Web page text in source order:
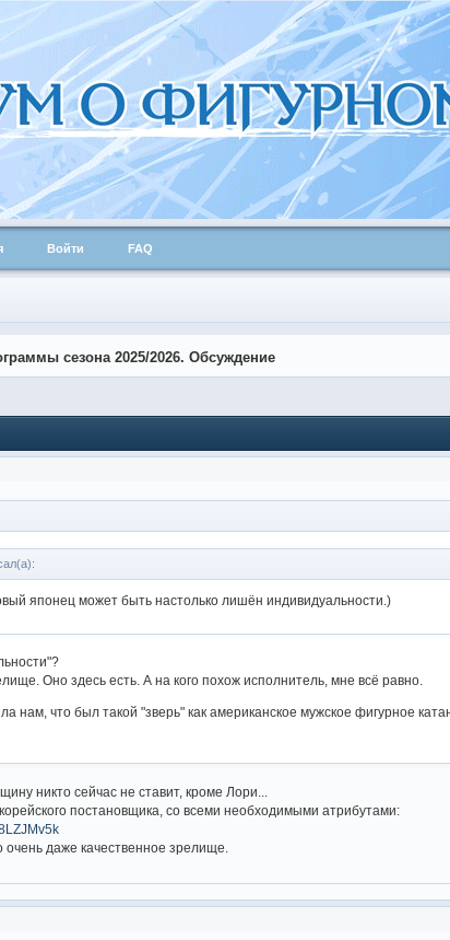
Войти FAQ
сезона 2025/2026. Обсуждение
японец может быть настолько лишён индивидуальности.)
Оно здесь есть. А на кого похож исполнитель, мне всё равно.
нам, что был такой "зверь" как американское мужское фигурное
никто сейчас не ставит, кроме Лори...
постановщика, со всеми необходимыми атрибутами:
даже качественное зрелище.